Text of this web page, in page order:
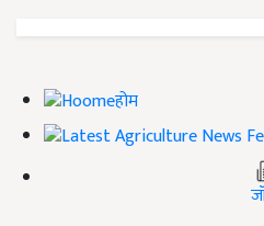
होम